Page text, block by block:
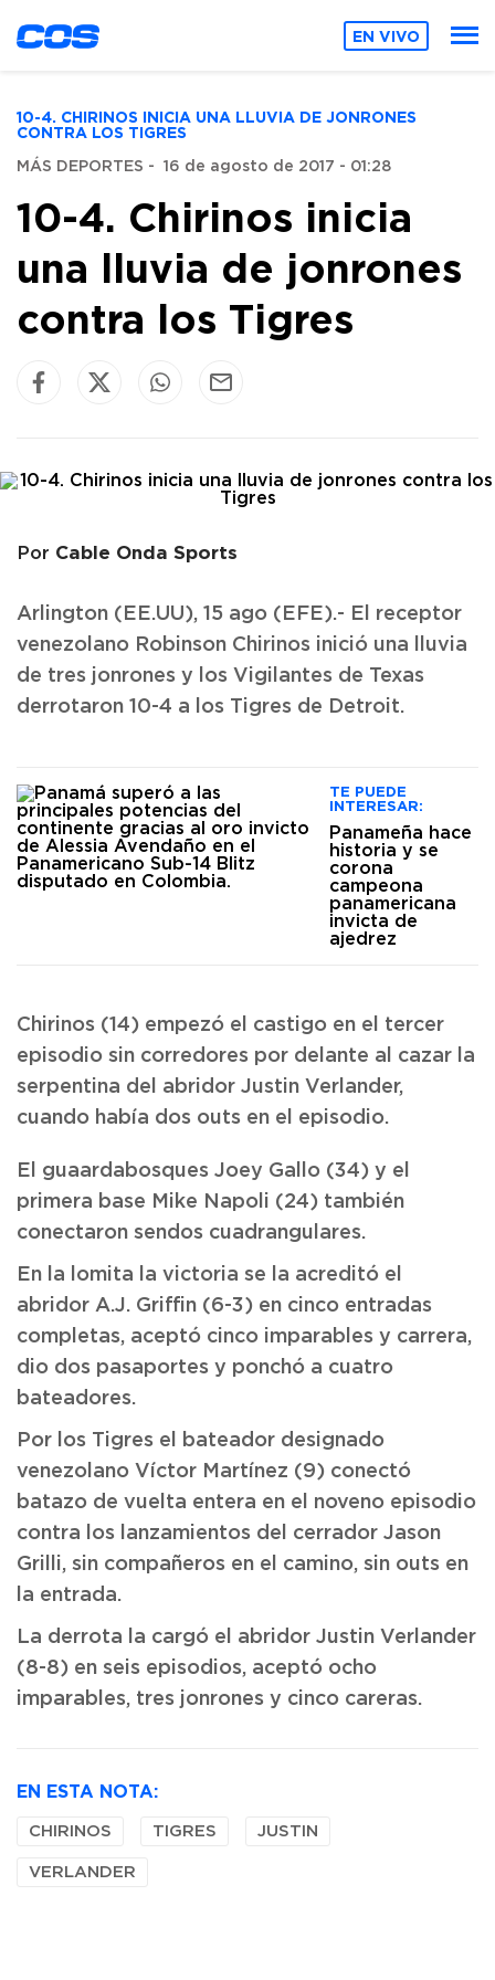
EN VIVO
10-4. CHIRINOS INICIA UNA LLUVIA DE JONRONES
CONTRA LOS TIGRES
MÁS DEPORTES - 16 de agosto de 2017 - 01:28
10-4. Chirinos inicia
una lluvia de jonrones
contra los Tigres
Por Cable Onda Sports
Arlington (EE.UU), 15 ago (EFE).- El receptor
venezolano Robinson Chirinos inició una lluvia
de tres jonrones y los Vigilantes de Texas
derrotaron 10-4 a los Tigres de Detroit.
TE PUEDE
INTERESAR:
Panameña hace
historia y se
corona
campeona
panamericana
invicta de
ajedrez
Chirinos (14) empezó el castigo en el tercer
episodio sin corredores por delante al cazar la
serpentina del abridor Justin Verlander,
cuando había dos outs en el episodio.
El guaardabosques Joey Gallo (34) y el
primera base Mike Napoli (24) también
conectaron sendos cuadrangulares.
En la lomita la victoria se la acreditó el
abridor A.J. Griffin (6-3) en cinco entradas
completas, aceptó cinco imparables y carrera,
dio dos pasaportes y ponchó a cuatro
bateadores.
Por los Tigres el bateador designado
venezolano Víctor Martínez (9) conectó
batazo de vuelta entera en el noveno episodio
contra los lanzamientos del cerrador Jason
Grilli, sin compañeros en el camino, sin outs en
la entrada.
La derrota la cargó el abridor Justin Verlander
(8-8) en seis episodios, aceptó ocho
imparables, tres jonrones y cinco careras.
EN ESTA NOTA:
CHIRINOS TIGRES JUSTIN
VERLANDER